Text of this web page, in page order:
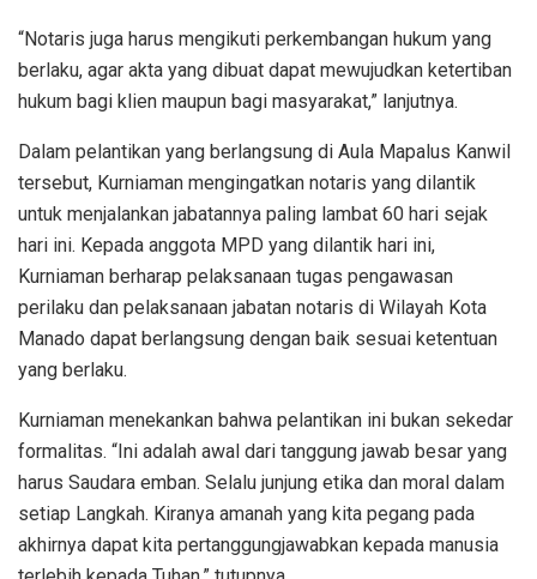
“Notaris juga harus mengikuti perkembangan hukum yang
berlaku, agar akta yang dibuat dapat mewujudkan ketertiban
hukum bagi klien maupun bagi masyarakat,” lanjutnya.
Dalam pelantikan yang berlangsung di Aula Mapalus Kanwil
tersebut, Kurniaman mengingatkan notaris yang dilantik
untuk menjalankan jabatannya paling lambat 60 hari sejak
hari ini. Kepada anggota MPD yang dilantik hari ini,
Kurniaman berharap pelaksanaan tugas pengawasan
perilaku dan pelaksanaan jabatan notaris di Wilayah Kota
Manado dapat berlangsung dengan baik sesuai ketentuan
yang berlaku.
Kurniaman menekankan bahwa pelantikan ini bukan sekedar
formalitas. “Ini adalah awal dari tanggung jawab besar yang
harus Saudara emban. Selalu junjung etika dan moral dalam
setiap Langkah. Kiranya amanah yang kita pegang pada
akhirnya dapat kita pertanggungjawabkan kepada manusia